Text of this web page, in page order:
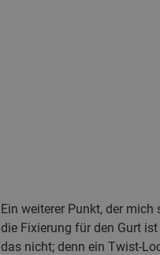
Ein weiterer Punkt, der
die Fixierung für den Gurt
das nicht; denn ein Twist-